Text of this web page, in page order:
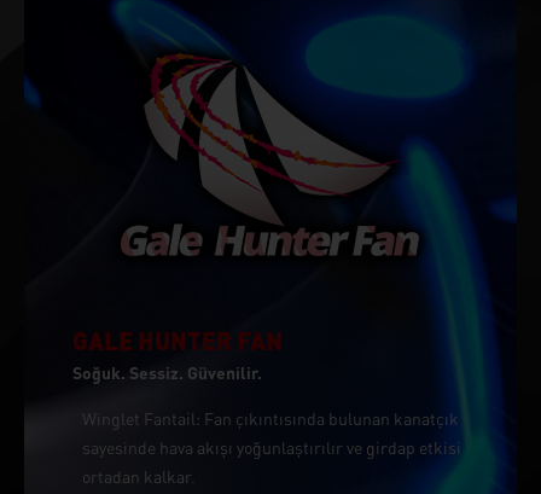
GALE HUNTER FAN
Soğuk. Sessiz. Güvenilir.
Winglet Fantail: Fan çıkıntısında bulunan kanatçık
sayesinde hava akışı yoğunlaştırılır ve girdap etkisi
ortadan kalkar.